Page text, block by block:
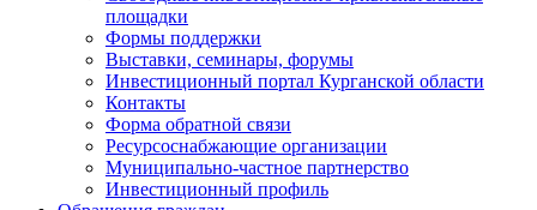
площадки
Формы поддержки
Выставки, семинары, форумы
Инвестиционный портал Курганской области
Контакты
Форма обратной связи
Ресурсоснабжающие организации
Муниципально-частное партнерство
Инвестиционный профиль